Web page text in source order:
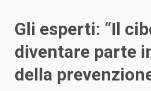
Gli esperti: “Il
diventare parte
della